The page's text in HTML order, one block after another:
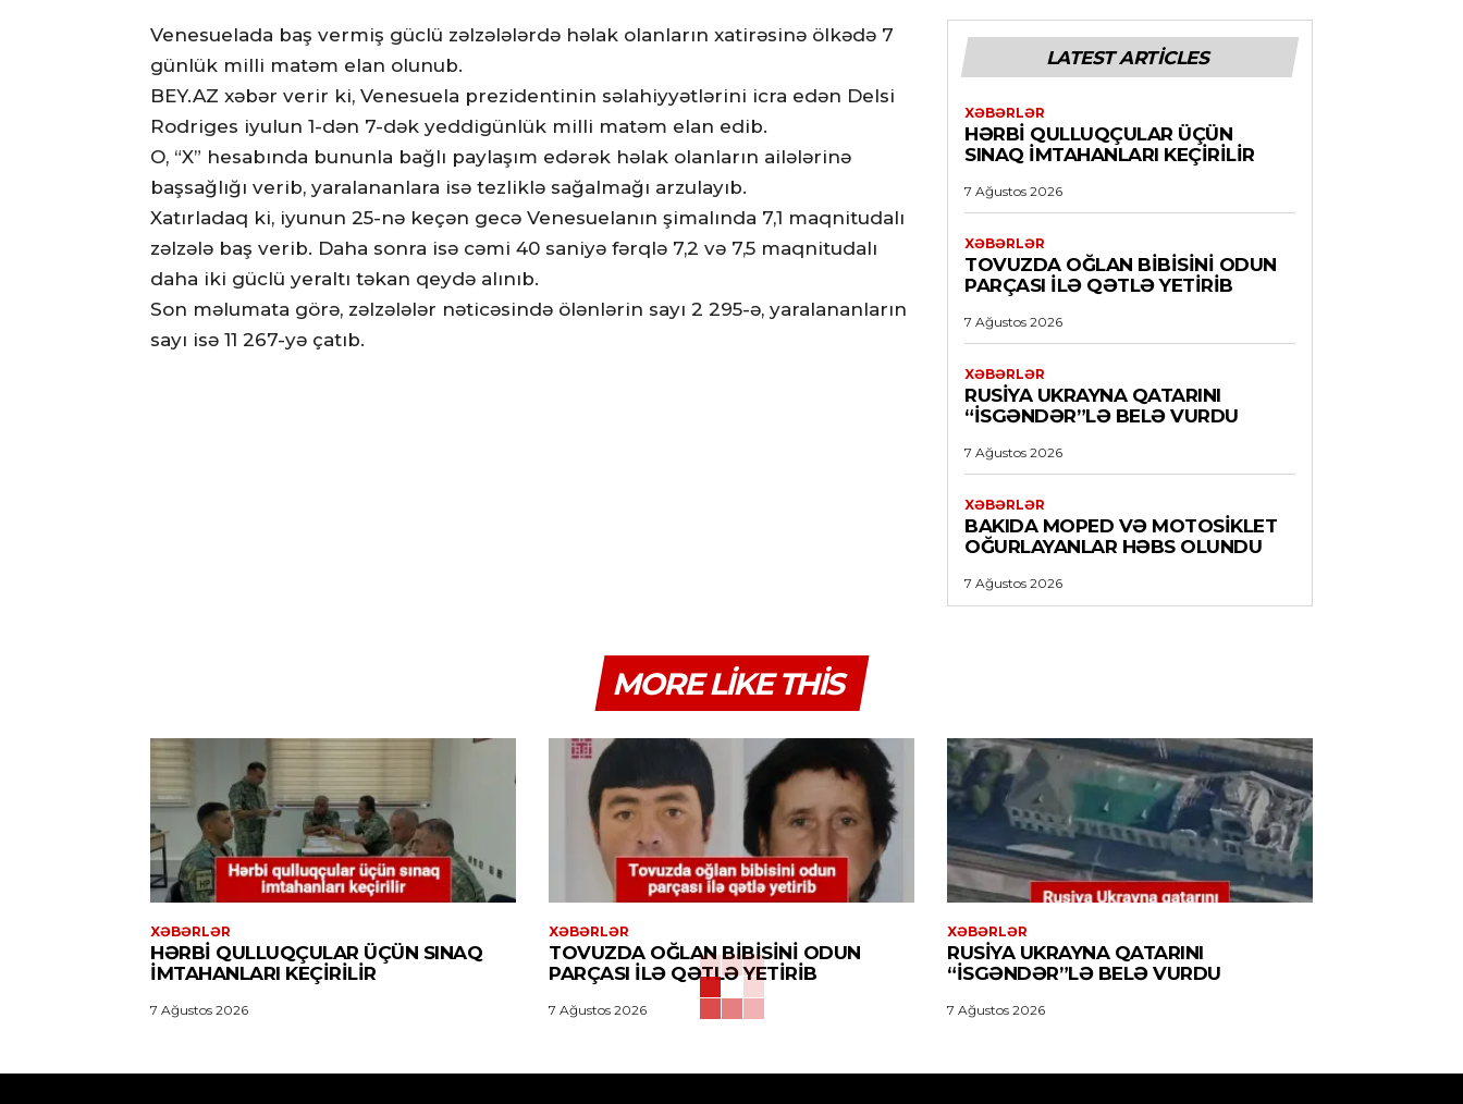
Venesuelada baş vermiş güclü zəlzələlərdə həlak olanların xatirəsinə ölkədə 7
günlük milli matəm elan olunub.
BEY.AZ xəbər verir ki, Venesuela prezidentinin səlahiyyətlərini icra edən Delsi
Rodriges iyulun 1-dən 7-dək yeddigünlük milli matəm elan edib.
O, “X” hesabında bununla bağlı paylaşım edərək həlak olanların ailələrinə
başsağlığı verib, yaralananlara isə tezliklə sağalmağı arzulayıb.
Xatırladaq ki, iyunun 25-nə keçən gecə Venesuelanın şimalında 7,1 maqnitudalı
zəlzələ baş verib. Daha sonra isə cəmi 40 saniyə fərqlə 7,2 və 7,5 maqnitudalı
daha iki güclü yeraltı təkan qeydə alınıb.
Son məlumata görə, zəlzələlər nəticəsində ölənlərin sayı 2 295-ə, yaralananların
sayı isə 11 267-yə çatıb.
LATEST ARTICLES
XƏBƏRLƏR
HƏRBI QULLUQÇULAR ÜÇÜN
SINAQ IMTAHANLARI KEÇIRILIR
7 Ağustos 2026
XƏBƏRLƏR
TOVUZDA OĞLAN BIBISINI ODUN
PARÇASI ILƏ QƏTLƏ YETIRIB
7 Ağustos 2026
XƏBƏRLƏR
RUSIYA UKRAYNA QATARINI
“İSGƏNDƏR”LƏ BELƏ VURDU
7 Ağustos 2026
XƏBƏRLƏR
BAKIDA MOPED VƏ MOTOSIKLET
OĞURLAYANLAR HƏBS OLUNDU
7 Ağustos 2026
MORE LIKE THIS
XƏBƏRLƏR
HƏRBI QULLUQÇULAR ÜÇÜN SINAQ
IMTAHANLARI KEÇIRILIR
7 Ağustos 2026
XƏBƏRLƏR
TOVUZDA OĞLAN BIBISINI ODUN
PARÇASI ILƏ QƏTLƏ YETIRIB
7 Ağustos 2026
XƏBƏRLƏR
RUSIYA UKRAYNA QATARINI
“İSGƏNDƏR”LƏ BELƏ VURDU
7 Ağustos 2026